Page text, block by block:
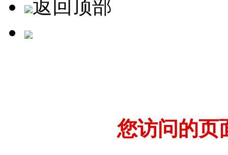
返回顶部
您访问的页